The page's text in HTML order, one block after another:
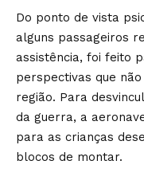
Do ponto de vista
alguns passageiros
assistência, foi feito
perspectivas que
região. Para
da guerra, a
para as crianças
blocos de montar.